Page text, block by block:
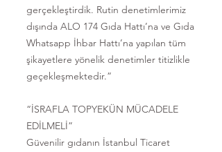
gerçekleştirdik. Rutin denetimlerimiz
dışında ALO 174 Gıda Hattı’na ve Gıda
Whatsapp İhbar Hattı’na yapılan tüm
şikayetlere yönelik denetimler titizlikle
geçekleşmektedir.”
“İSRAFLA TOPYEKÜN MÜCADELE
EDİLMELİ”
Güvenilir gıdanın İstanbul Ticaret